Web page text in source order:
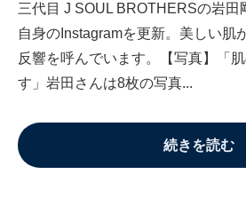
三代目 J SOUL BROTHERSの岩田
自身のInstagramを更新。美しい肌
反響を呼んでいます。【写真】「
す」岩田さんは8枚の写真...
続きを読む